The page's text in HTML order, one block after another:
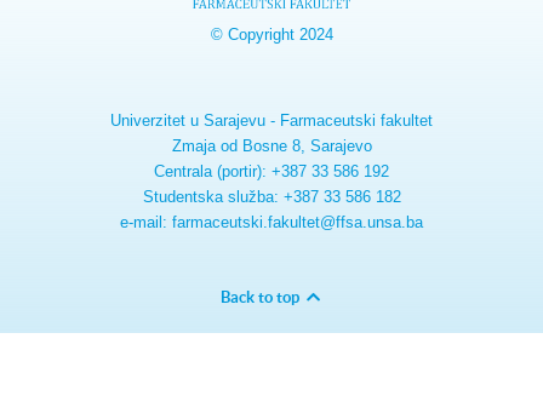
© Copyright 2024
Univerzitet u Sarajevu - Farmaceutski fakultet
Zmaja od Bosne 8, Sarajevo
Centrala (portir): +387 33 586 192
Studentska služba: +387 33 586 182
e-mail: farmaceutski.fakultet@ffsa.unsa.ba
Back to top